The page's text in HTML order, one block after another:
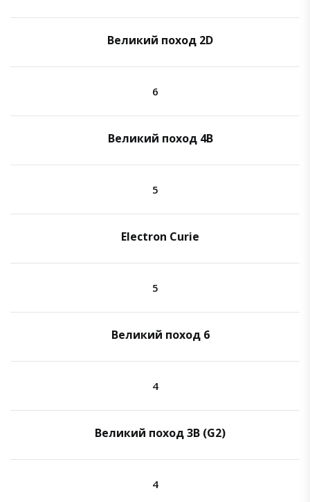
Великий поход 2D
6
Великий поход 4B
5
Electron Curie
5
Великий поход 6
4
Великий поход 3B (G2)
4